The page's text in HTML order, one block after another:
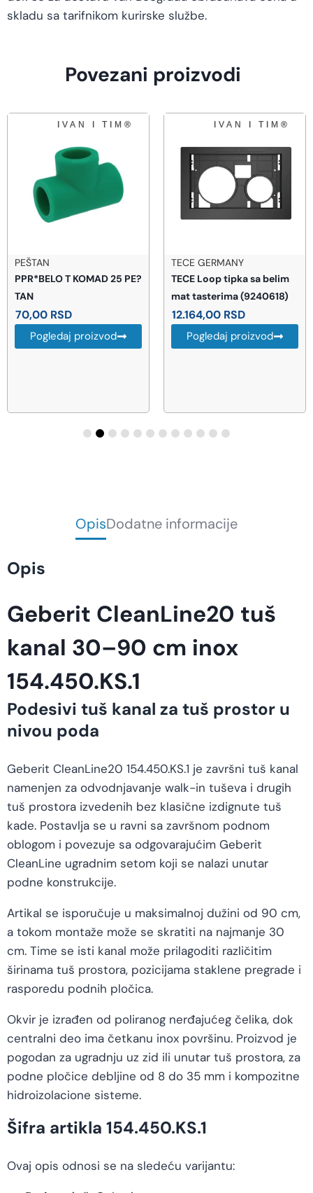
skladu sa tarifnikom kurirske službe.
Povezani proizvodi
PEŠTAN
PPR*BELO T KOMAD 25 PE?
TAN
70,00 RSD
Pogledaj proizvod
TECE GERMANY
TECE Loop tipka sa belim
mat tasterima (9240618)
12.164,00 RSD
Pogledaj proizvod
OpisDodatne informacije
Opis
Geberit CleanLine20 tuš
kanal 30–90 cm inox
154.450.KS.1
Podesivi tuš kanal za tuš prostor u
nivou poda
Geberit CleanLine20 154.450.KS.1 je završni tuš kanal
namenjen za odvodnjavanje walk-in tuševa i drugih
tuš prostora izvedenih bez klasične izdignute tuš
kade. Postavlja se u ravni sa završnom podnom
oblogom i povezuje sa odgovarajućim Geberit
CleanLine ugradnim setom koji se nalazi unutar
podne konstrukcije.
Artikal se isporučuje u maksimalnoj dužini od 90 cm,
a tokom montaže može se skratiti na najmanje 30
cm. Time se isti kanal može prilagoditi različitim
širinama tuš prostora, pozicijama staklene pregrade i
rasporedu podnih pločica.
Okvir je izrađen od poliranog nerđajućeg čelika, dok
centralni deo ima četkanu inox površinu. Proizvod je
pogodan za ugradnju uz zid ili unutar tuš prostora, za
podne pločice debljine od 8 do 35 mm i kompozitne
hidroizolacione sisteme.
Šifra artikla 154.450.KS.1
Ovaj opis odnosi se na sledeću varijantu: